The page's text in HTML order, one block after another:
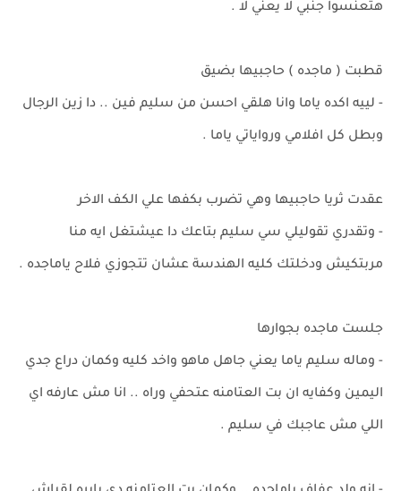
هتعنسوا جنبي لا يعني لا .
قطبت ( ماجده ) حاجبيها بضيق
- لييه اكده ياما وانا هلقي احسن من سليم فين .. دا زين الرجال
وبطل كل افلامي ورواياتي ياما .
عقدت ثريا حاجبيها وهي تضرب بكفها علي الكف الاخر
- وتقدري تقوليلي سي سليم بتاعك دا عيشتغل ايه منا
مربتكيش ودخلتك كليه الهندسة عشان تتجوزي فلاح ياماجده .
جلست ماجده بجوارها
- وماله سليم ياما يعني جاهل ماهو واخد كليه وكمان دراع جدي
اليمين وكفايه ان بت العتامنه عتحفي وراه .. انا مش عارفه اي
اللي مش عاجبك في سليم .